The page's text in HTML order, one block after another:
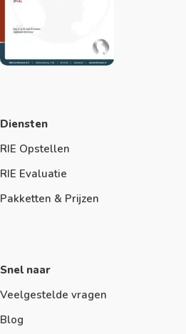
Diensten
RIE Opstellen
RIE Evaluatie
Pakketten & Prijzen
Snel naar
Veelgestelde vragen
Blog